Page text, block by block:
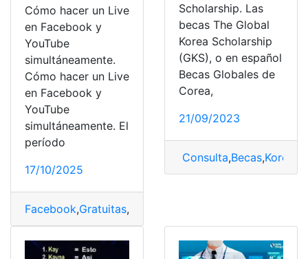
Cómo hacer un Live
en Facebook y
YouTube
simultáneamente.
Cómo hacer un Live
en Facebook y
YouTube
simultáneamente. El
período
17/10/2025
Facebook,Gratuitas,
Scholarship. Las
becas The Global
Korea Scholarship
(GKS), o en español
Becas Globales de
Corea,
21/09/2023
Consulta,Becas,Korea